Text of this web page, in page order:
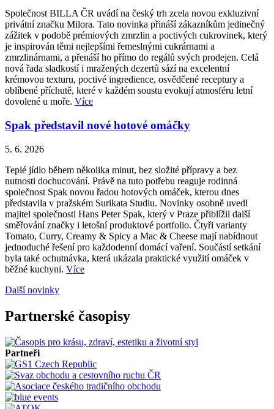
Společnost BILLA ČR uvádí na český trh zcela novou exkluzivní
privátní značku Milora. Tato novinka přináší zákazníkům jedinečný
zážitek v podobě prémiových zmrzlin a poctivých cukrovinek, který
je inspirován těmi nejlepšími řemeslnými cukrárnami a
zmrzlinárnami, a přenáší ho přímo do regálů svých prodejen. Celá
nová řada sladkostí i mražených dezertů sází na excelentní
krémovou texturu, poctivé ingredience, osvědčené receptury a
oblíbené příchutě, které v každém soustu evokují atmosféru letní
dovolené u moře. Více
Spak představil nové hotové omáčky
5. 6. 2026
Teplé jídlo během několika minut, bez složité přípravy a bez
nutnosti dochucování. Právě na tuto potřebu reaguje rodinná
společnost Spak novou řadou hotových omáček, kterou dnes
představila v pražském Surikata Studiu. Novinky osobně uvedl
majitel společnosti Hans Peter Spak, který v Praze přiblížil další
směřování značky i letošní produktové portfolio. Čtyři varianty
Tomato, Curry, Creamy & Spicy a Mac & Cheese mají nabídnout
jednoduché řešení pro každodenní domácí vaření. Součástí setkání
byla také ochutnávka, která ukázala praktické využití omáček v
běžné kuchyni. Více
Další novinky
Partnerské časopisy
Partneři